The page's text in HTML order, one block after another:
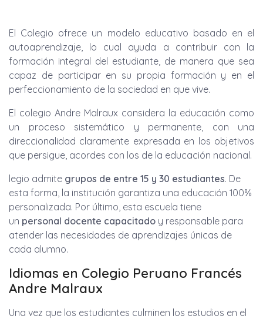
El Colegio ofrece un modelo educativo basado en el
autoaprendizaje, lo cual ayuda a contribuir con la
formación integral del estudiante, de manera que sea
capaz de participar en su propia formación y en el
perfeccionamiento de la sociedad en que vive.
El colegio Andre Malraux considera la educación como
un proceso sistemático y permanente, con una
direccionalidad claramente expresada en los objetivos
que persigue, acordes con los de la educación nacional.
legio admite grupos de entre 15 y 30 estudiantes. De
esta forma, la institución garantiza una educación 100%
personalizada. Por último, esta escuela tiene
un personal docente capacitado y responsable para
atender las necesidades de aprendizajes únicas de
cada alumno.
Idiomas en Colegio Peruano Francés
Andre Malraux
Una vez que los estudiantes culminen los estudios en el